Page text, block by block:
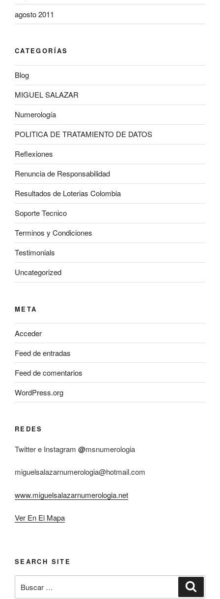
agosto 2011
CATEGORÍAS
Blog
MIGUEL SALAZAR
Numerología
POLITICA DE TRATAMIENTO DE DATOS
Reflexiones
Renuncia de Responsabilidad
Resultados de Loterias Colombia
Soporte Tecnico
Terminos y Condiciones
Testimonials
Uncategorized
META
Acceder
Feed de entradas
Feed de comentarios
WordPress.org
REDES
Twitter e Instagram @msnumerologia
miguelsalazarnumerologia@hotmail.com
www.miguelsalazarnumerologia.net
Ver En El Mapa
SEARCH SITE
por: